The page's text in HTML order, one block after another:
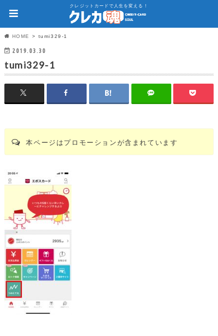
クレジットカードで人生を変える！
HOME tumi329-1
2019.03.30
tumi329-1
本ページはプロモーションが含まれています